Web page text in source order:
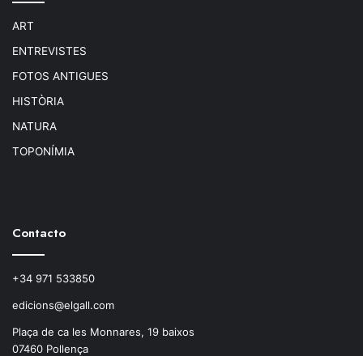
ART
ENTREVISTES
FOTOS ANTIGUES
HISTÒRIA
NATURA
TOPONÍMIA
Contacto
+34 971 533850
edicions@elgall.com
Plaça de ca les Monnares, 19 baixos
07460 Pollença